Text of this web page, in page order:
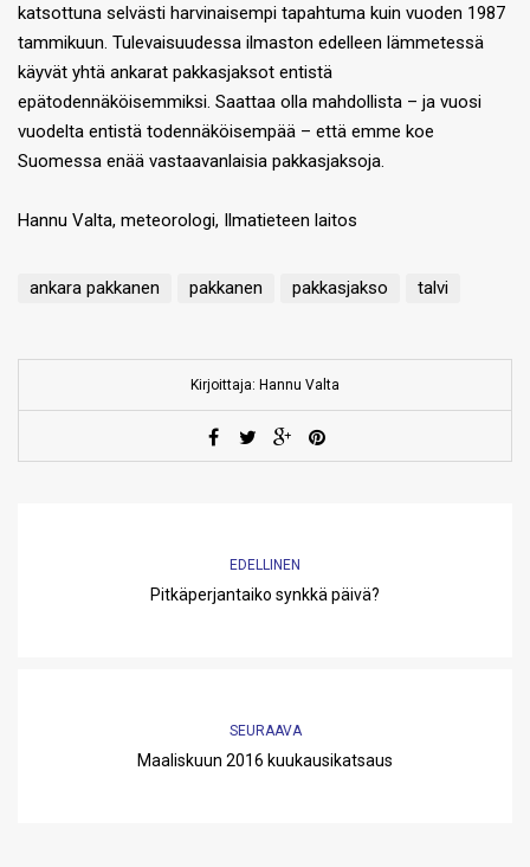
katsottuna selvästi harvinaisempi tapahtuma kuin vuoden 1987
tammikuun. Tulevaisuudessa ilmaston edelleen lämmetessä
käyvät yhtä ankarat pakkasjaksot entistä
epätodennäköisemmiksi. Saattaa olla mahdollista – ja vuosi
vuodelta entistä todennäköisempää – että emme koe
Suomessa enää vastaavanlaisia pakkasjaksoja.
Hannu Valta, meteorologi, Ilmatieteen laitos
ankara pakkanen pakkanen pakkasjakso talvi
Kirjoittaja: Hannu Valta
EDELLINEN
Pitkäperjantaiko synkkä päivä?
SEURAAVA
Maaliskuun 2016 kuukausikatsaus